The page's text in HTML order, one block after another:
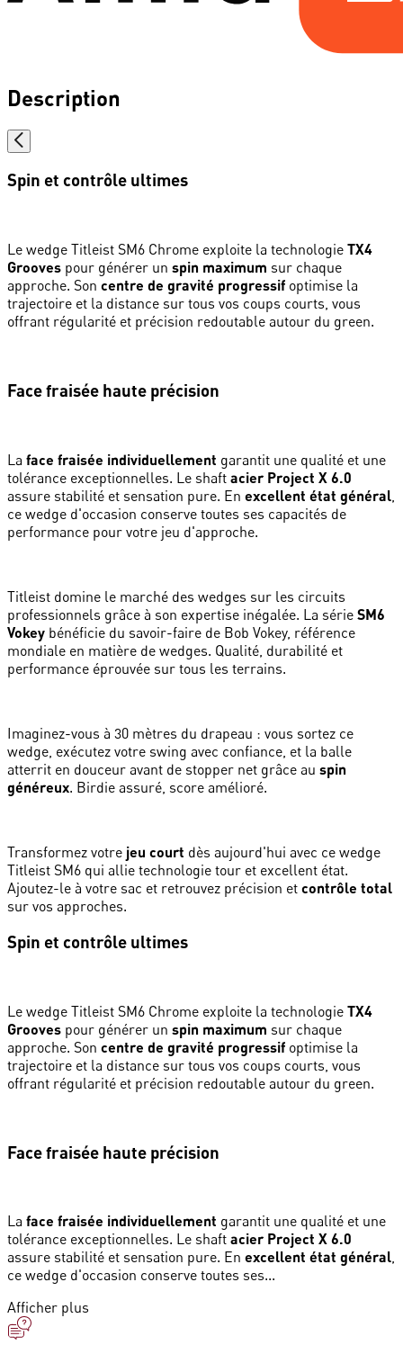
Description
Spin et contrôle ultimes
Le wedge Titleist SM6 Chrome exploite la technologie TX4
Grooves pour générer un spin maximum sur chaque
approche. Son centre de gravité progressif optimise la
trajectoire et la distance sur tous vos coups courts, vous
offrant régularité et précision redoutable autour du green.
Face fraisée haute précision
La face fraisée individuellement garantit une qualité et une
tolérance exceptionnelles. Le shaft acier Project X 6.0
assure stabilité et sensation pure. En excellent état général
ce wedge d'occasion conserve toutes ses capacités de
performance pour votre jeu d'approche.
Titleist domine le marché des wedges sur les circuits
professionnels grâce à son expertise inégalée. La série SM6
Vokey bénéficie du savoir-faire de Bob Vokey, référence
mondiale en matière de wedges. Qualité, durabilité et
performance éprouvée sur tous les terrains.
Imaginez-vous à 30 mètres du drapeau : vous sortez ce
wedge, exécutez votre swing avec confiance, et la balle
atterrit en douceur avant de stopper net grâce au spin
généreux. Birdie assuré, score amélioré.
Transformez votre jeu court dès aujourd'hui avec ce wedge
Titleist SM6 qui allie technologie tour et excellent état.
Ajoutez-le à votre sac et retrouvez précision et contrôle total
sur vos approches.
Spin et contrôle ultimes
Le wedge Titleist SM6 Chrome exploite la technologie TX4
Grooves pour générer un spin maximum sur chaque
approche. Son centre de gravité progressif optimise la
trajectoire et la distance sur tous vos coups courts, vous
offrant régularité et précision redoutable autour du green.
Face fraisée haute précision
La face fraisée individuellement garantit une qualité et une
tolérance exceptionnelles. Le shaft acier Project X 6.0
assure stabilité et sensation pure. En excellent état général,
ce wedge d'occasion conserve toutes ses...
Afficher plus